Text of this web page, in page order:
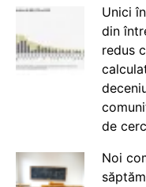
Unici
din
redus
de
Noi